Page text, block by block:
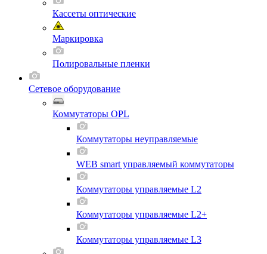
Кассеты оптические
Маркировка
Полировальные пленки
Сетевое оборудование
Коммутаторы OPL
Коммутаторы неуправляемые
WEB smart управляемый коммутаторы
Коммутаторы управляемые L2
Коммутаторы управляемые L2+
Коммутаторы управляемые L3